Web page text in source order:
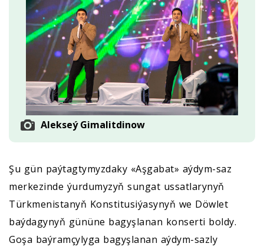
Alekseý Gimalitdinow
Şu gün paýtagtymyzdaky «Aşgabat» aýdym-saz
merkezinde ýurdumyzyň sungat ussatlarynyň
Türkmenistanyň Konstitusiýasynyň we Döwlet
baýdagynyň gününe bagyşlanan konserti boldy.
Goşa baýramçylyga bagyşlanan aýdym-sazly